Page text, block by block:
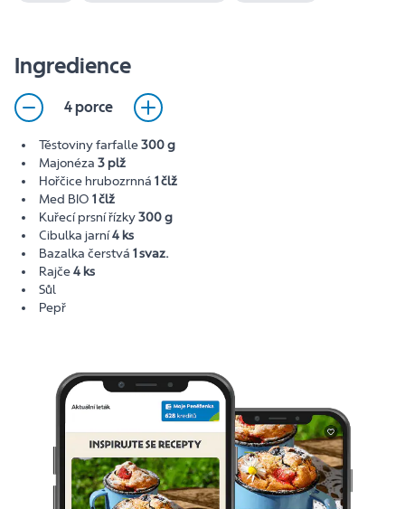
Ingredience
4 porce
Těstoviny farfalle300 g
Majonéza 3 plž
Hořčice hrubozrnná 1 člž
Med BIO 1 člž
Kuřecí prsní řízky300 g
Cibulka jarní4 ks
Bazalka čerstvá 1 svaz.
Rajče4 ks
Sůl
Pepř